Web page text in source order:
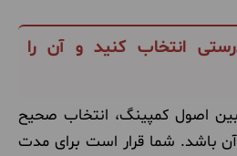
انتخاب کنید و آن را
اصول کمپینگ، انتخاب صحیح
باشد. شما قرار است برای مدت